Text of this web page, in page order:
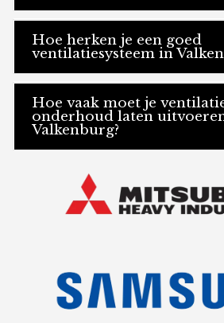
Hoe herken je een goed
ventilatiesysteem in
Hoe vaak moet je
onderhoud laten
Valkenburg?